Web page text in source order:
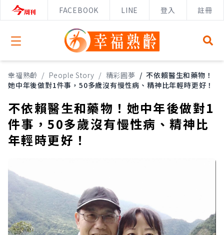
FACEBOOK LINE 登入 註冊
Open menu
幸福熟齡 / People Story / 精彩圓夢 / 不依賴醫生和藥物！
她中年後做對1件事，50多歲沒有慢性病、精神比年輕時更好！
不依賴醫生和藥物！她中年後做對1
件事，50多歲沒有慢性病、精神比
年輕時更好！